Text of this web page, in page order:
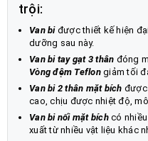
trội:
Van biđược thiết kế hiện
dưỡng sau này.
Van bi tay gạt 3 thân đóng
Vòng đệm Teflongiảm tối
Van bi 2 thân mặt bích được
cao, chịu được nhiệt độ,
Van bi nối mặt bíchcó nhiều
xuất từ nhiều vật liệu khác